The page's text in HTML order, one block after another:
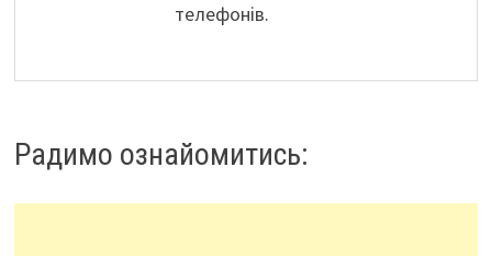
телефонів.
Радимо ознайомитись: